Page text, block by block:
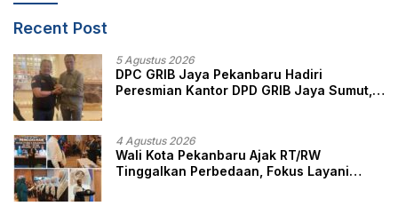
Recent Post
5 Agustus 2026
DPC GRIB Jaya Pekanbaru Hadiri
Peresmian Kantor DPD GRIB Jaya Sumut,
4 Agustus 2026
Wali Kota Pekanbaru Ajak RT/RW
Tinggalkan Perbedaan, Fokus Layani